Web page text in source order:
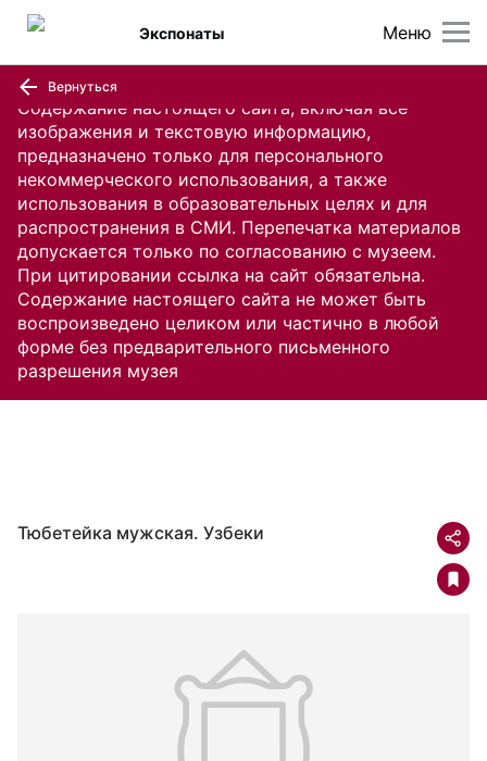
Содержание настоящего сайта, включая все
изображения и текстовую информацию,
предназначено только для персонального
некоммерческого использования, а также
использования в образовательных целях и для
распространения в СМИ. Перепечатка материалов
допускается только по согласованию с музеем.
При цитировании ссылка на сайт обязательна.
Содержание настоящего сайта не может быть
воспроизведено целиком или частично в любой
форме без предварительного письменного
разрешения музея
Меню
Экспонаты
Вернуться
Тюбетейка мужская. Узбеки